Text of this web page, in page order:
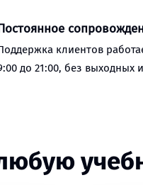
клиентов
до 21:00, без выходных